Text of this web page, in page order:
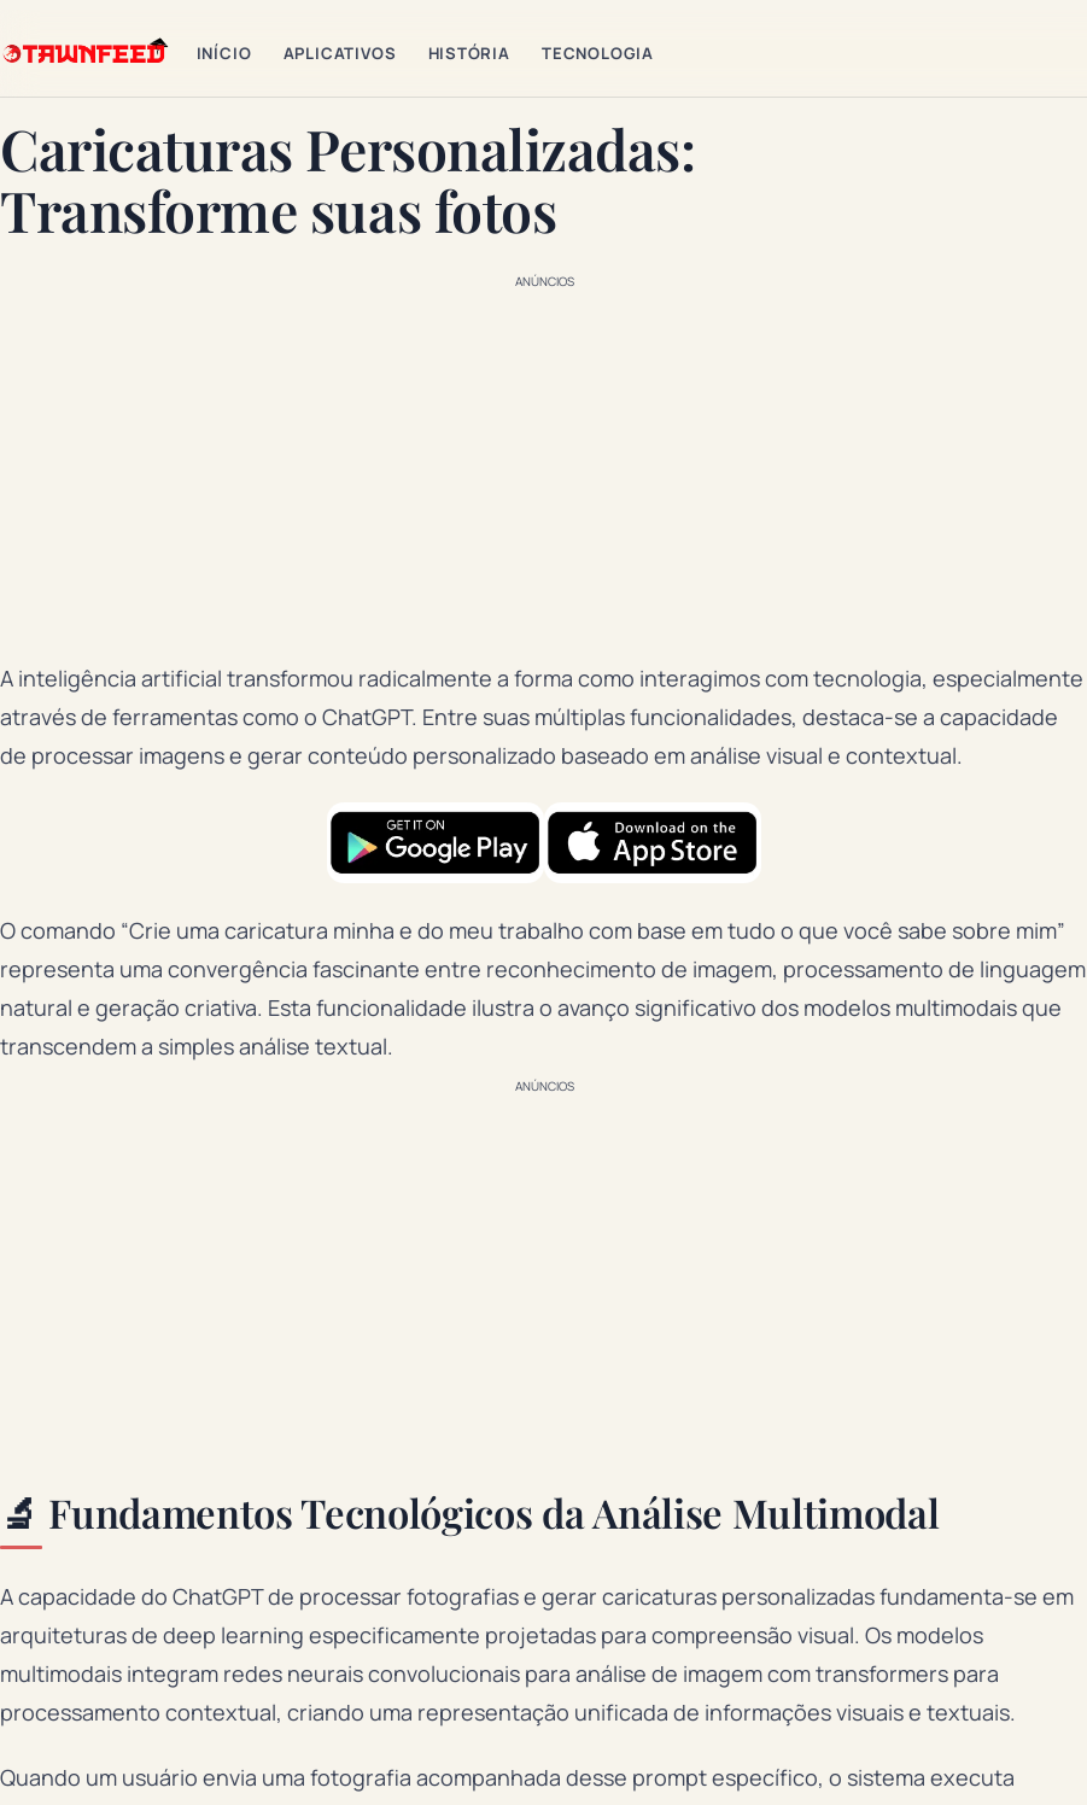
INÍCIO APLICATIVOS HISTÓRIA TECNOLOGIA
Caricaturas Personalizadas:
Transforme suas fotos
ANÚNCIOS
A inteligência artificial transformou radicalmente a forma como interagimos com tecnologia, especialmente
através de ferramentas como o ChatGPT. Entre suas múltiplas funcionalidades, destaca-se a capacidade
de processar imagens e gerar conteúdo personalizado baseado em análise visual e contextual.
O comando “Crie uma caricatura minha e do meu trabalho com base em tudo o que você sabe sobre mim”
representa uma convergência fascinante entre reconhecimento de imagem, processamento de linguagem
natural e geração criativa. Esta funcionalidade ilustra o avanço significativo dos modelos multimodais que
transcendem a simples análise textual.
ANÚNCIOS
🔬 Fundamentos Tecnológicos da Análise Multimodal
A capacidade do ChatGPT de processar fotografias e gerar caricaturas personalizadas fundamenta-se em
arquiteturas de deep learning especificamente projetadas para compreensão visual. Os modelos
multimodais integram redes neurais convolucionais para análise de imagem com transformers para
processamento contextual, criando uma representação unificada de informações visuais e textuais.
Quando um usuário envia uma fotografia acompanhada desse prompt específico, o sistema executa